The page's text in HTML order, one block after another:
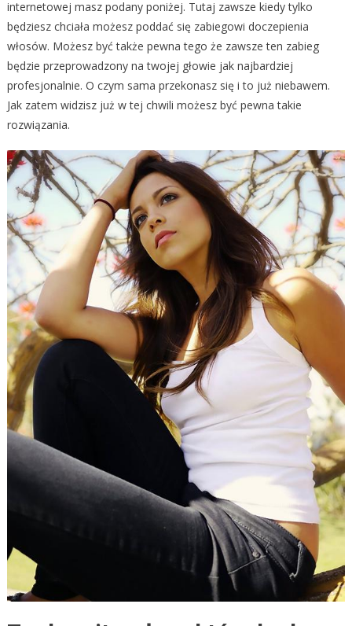
internetowej masz podany poniżej. Tutaj zawsze kiedy tylko
będziesz chciała możesz poddać się zabiegowi doczepienia
włosów. Możesz być także pewna tego że zawsze ten zabieg
będzie przeprowadzony na twojej głowie jak najbardziej
profesjonalnie. O czym sama przekonasz się i to już niebawem.
Jak zatem widzisz już w tej chwili możesz być pewna takie
rozwiązania.